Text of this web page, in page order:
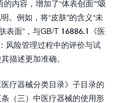
内容，增加了“体表创面”“吸
。例如，将“皮肤”的含义“未
表面”，与GB/T 16886.1《医
风险管理过程中的评价与试
描述更加准确。
器械分类目录》子目录的
（三）中医疗器械的使用形